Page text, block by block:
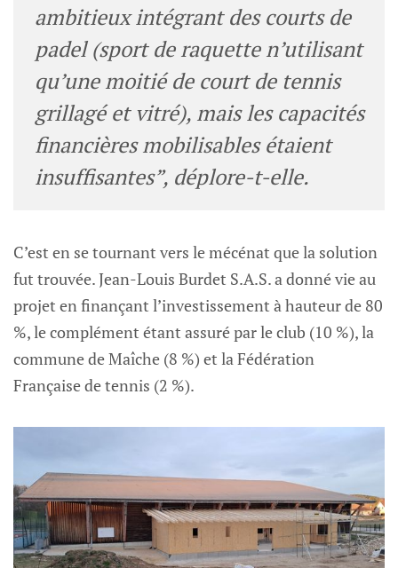
ambitieux intégrant des courts de
padel (sport de raquette n’utilisant
qu’une moitié de court de tennis
grillagé et vitré), mais les capacités
financières mobilisables étaient
insuffisantes”, déplore-t-elle.
C’est en se tournant vers le mécénat que la solution
fut trouvée. Jean-Louis Burdet S.A.S. a donné vie au
projet en finançant l’investissement à hauteur de 80
%, le complément étant assuré par le club (10 %), la
commune de Maîche (8 %) et la Fédération
Française de tennis (2 %).